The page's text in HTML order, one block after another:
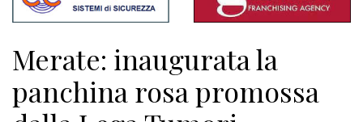
sito
Associazioni
Meteo
Merate: inaugurata la
panchina rosa promossa